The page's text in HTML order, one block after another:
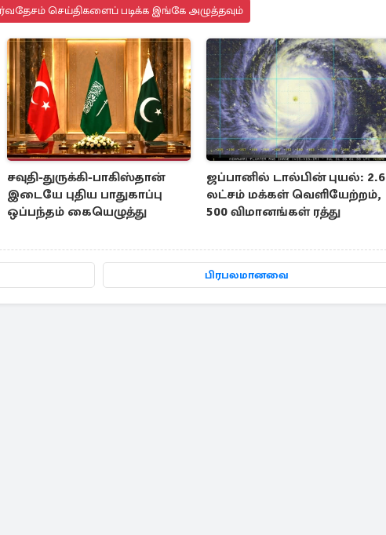
செய்திகளைப் படிக்க இங்கே அழுத்தவும்
சவுதி-துருக்கி-பாகிஸ்தான்
இடையே புதிய பாதுகாப்பு
ஒப்பந்தம் கையெழுத்து
ஜப்பானில் டால்பின் புயல்: 2.6
லட்சம் மக்கள் வெளியேற்றம்,
500 விமானங்கள் ரத்து
பிரபலமானவை